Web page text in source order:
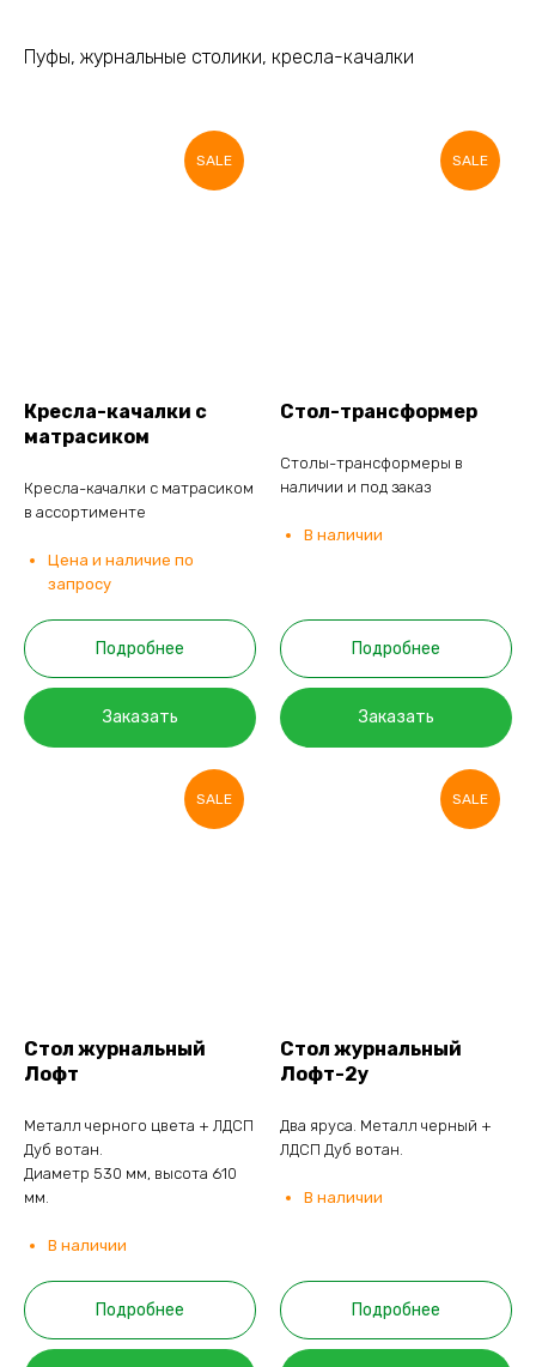
Пуфы, журнальные столики, кресла-качалки
SALE
Кресла-качалки с
матрасиком
Кресла-качалки с матрасиком
в ассортименте
Цена и наличие по
запросу
Подробнее
Заказать
SALE
Стол-трансформер
Столы-трансформеры в
наличии и под заказ
В наличии
Подробнее
Заказать
SALE
Стол журнальный
Лофт
Металл черного цвета + ЛДСП
Дуб вотан.
Диаметр 530 мм, высота 610
мм.
В наличии
Подробнее
SALE
Стол журнальный
Лофт-2у
Два яруса. Металл черный +
ЛДСП Дуб вотан.
В наличии
Подробнее